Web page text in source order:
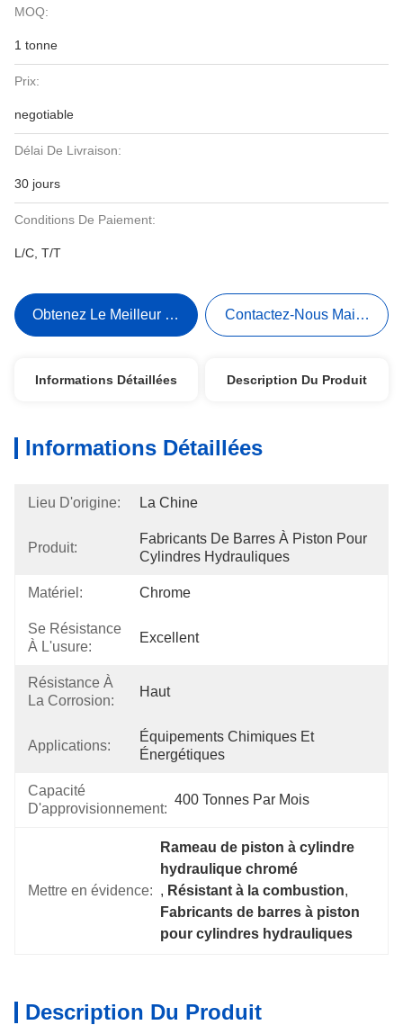
MOQ:
1 tonne
Prix:
negotiable
Délai De Livraison:
30 jours
Conditions De Paiement:
L/C, T/T
Obtenez Le Meilleur Prix Contactez-Nous Maintenant
Informations Détaillées Description Du Produit
Informations Détaillées
Lieu D'origine: La Chine
Produit:
Fabricants De Barres À Piston Pour
Cylindres Hydrauliques
Matériel: Chrome
Se Résistance
À L'usure:
Excellent
Résistance À
La Corrosion:
Haut
Applications:
Équipements Chimiques Et
Énergétiques
Capacité
D'approvisionnement:
400 Tonnes Par Mois
Mettre en évidence:
Rameau de piston à cylindre
hydraulique chromé
, Résistant à la combustion,
Fabricants de barres à piston
pour cylindres hydrauliques
Description Du Produit